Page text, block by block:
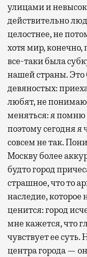
улицами и
действительно
целостнее, не
хотя мир,
все-таки была
нашей страны. Это
девяностых:
любят, не
меняться: я
поэтому сегодня я
совсем не так.
Москву более
будто город
страшное, что то
наследие, которое
ценится: город
мне кажется, что
чувствует ее
центра города —